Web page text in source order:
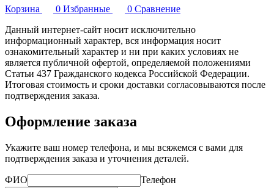
Корзина
0 Избранные 0 Сравнение
Данный интернет-сайт носит исключительно
информационный характер, вся информация носит
ознакомительный характер и ни при каких условиях не
является публичной офертой, определяемой положениями
Статьи 437 Гражданского кодекса Российской Федерации.
Итоговая стоимость и сроки доставки согласовываются после
подтверждения заказа.
Оформление заказа
Укажите ваш номер телефона, и мы всяжемся с вами для
подтверждения заказа и уточнения деталей.
ФИО Телефон